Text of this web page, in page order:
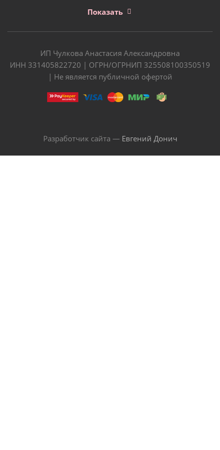
Показать
ИП Чулкова Анастасия Александровна
ИНН 331405822720 | ОГРН/ОГРНИП 325508100350519
| Не является публичной офертой
Разработчик сайта — Евгений Донич